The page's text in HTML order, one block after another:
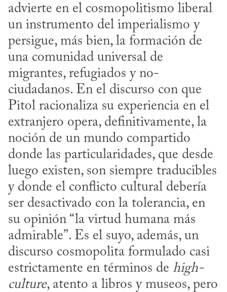
advierte en el cosmopolitismo liberal
un instrumento del imperialismo y
persigue, más bien, la formación de
una comunidad universal de
migrantes, refugiados y no-
ciudadanos. En el discurso con que
Pitol racionaliza su experiencia en el
extranjero opera, definitivamente, la
noción de un mundo compartido
donde las particularidades, que desde
luego existen, son siempre traducibles
y donde el conflicto cultural debería
ser desactivado con la tolerancia, en
su opinión “la virtud humana más
admirable”. Es el suyo, además, un
discurso cosmopolita formulado casi
estrictamente en términos de high-
culture, atento a libros y museos, pero